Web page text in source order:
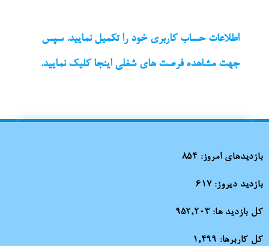
اطلاعات حساب کاربری خود را تکمیل نمایید. سپس
جهت مشاهده فرصت های شغلی اینجا کلیک نمایید.
بازدیدهای امروز:854
بازدید دیروز:617
کل بازدید ها:952,203
کل کاربرها: 1,499